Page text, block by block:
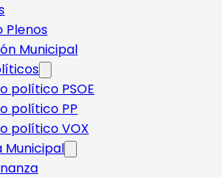
Plenos
Municipal
político PSOE
político PP
político VOX
Municipal